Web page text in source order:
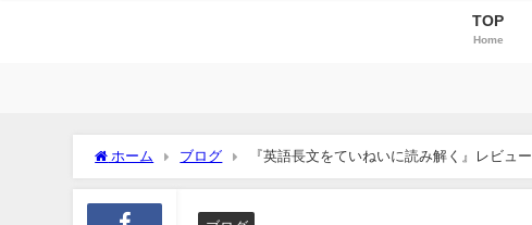
TOP
Home
ホーム ブログ 『英語長文をていねいに読み解く』レビュー